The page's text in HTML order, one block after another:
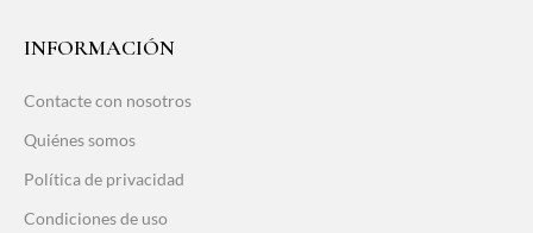
INFORMACIÓN
Contacte con nosotros
Quiénes somos
Política de privacidad
Condiciones de uso